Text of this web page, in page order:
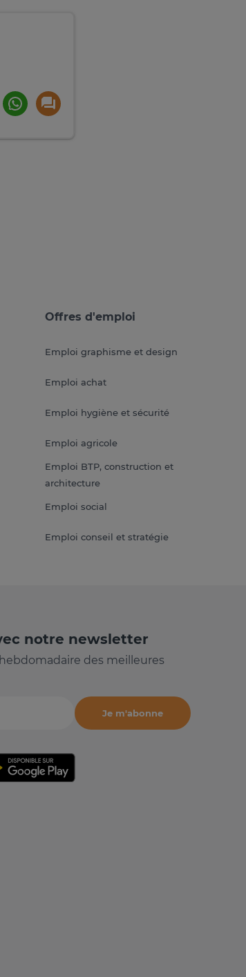
Offres d'emploi
Emploi graphisme et design
Emploi achat
Emploi hygiène et sécurité
Emploi agricole
Emploi BTP, construction et
architecture
Emploi social
Emploi conseil et stratégie
notre newsletter
des meilleures
Je m'abonne